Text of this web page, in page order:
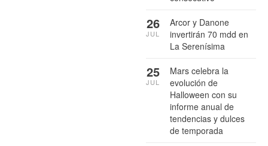
Arcor y Danone
invertirán 70 mdd en
La Serenísima
26
JUL
Mars celebra la
evolución de
Halloween con su
informe anual de
tendencias y dulces
de temporada
25
JUL